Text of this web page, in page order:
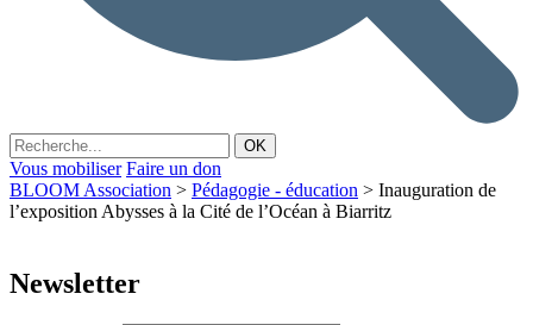
Vous mobiliser Faire un don
BLOOM Association > Pédagogie - éducation > Inauguration de
l’exposition Abysses à la Cité de l’Océan à Biarritz
Newsletter